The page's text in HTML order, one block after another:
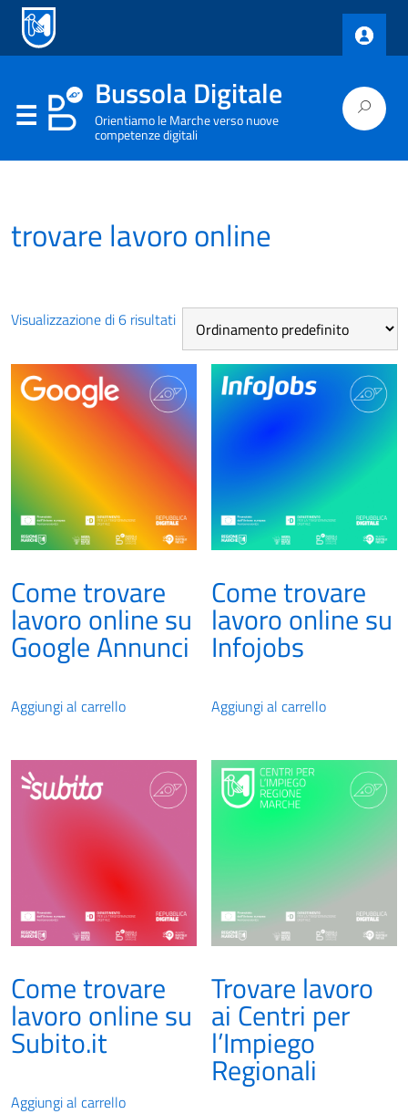
Bussola Digitale
Orientiamo le Marche verso nuove
competenze digitali
trovare lavoro online
Visualizzazione di 6 risultati
Come trovare
lavoro online su
Google Annunci
Aggiungi al carrello
Come trovare
lavoro online su
Infojobs
Aggiungi al carrello
Come trovare
lavoro online su
Subito.it
Aggiungi al carrello
Trovare lavoro
ai Centri per
l’Impiego
Regionali